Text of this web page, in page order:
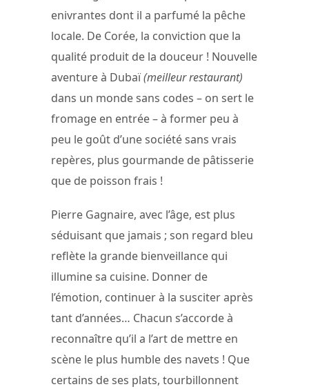
enivrantes dont il a parfumé la pêche
locale. De Corée, la conviction que la
qualité produit de la douceur ! Nouvelle
aventure à Dubaï(meilleur restaurant)
dans un monde sans codes – on sert le
fromage en entrée – à former peu à
peu le goût d’une société sans vrais
repères, plus gourmande de pâtisserie
que de poisson frais !
Pierre Gagnaire, avec l’âge, est plus
séduisant que jamais ; son regard bleu
reflète la grande bienveillance qui
illumine sa cuisine. Donner de
l’émotion, continuer à la susciter après
tant d’années… Chacun s’accorde à
reconnaître qu’il a l’art de mettre en
scène le plus humble des navets ! Que
certains de ses plats, tourbillonnent